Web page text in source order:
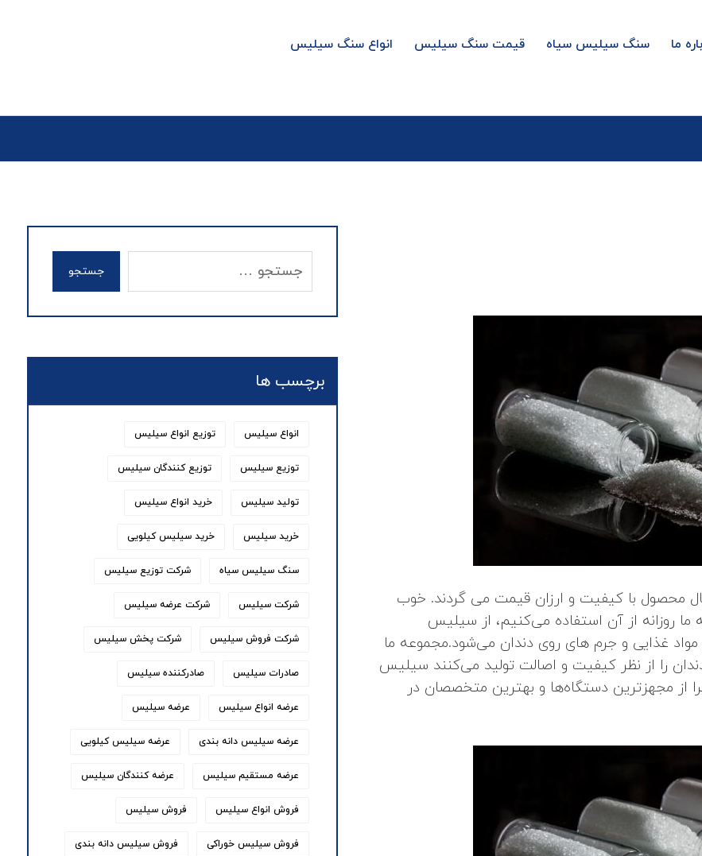
ما سنگ سیلیس سیاه قیمت سنگ سیلیس انواع سنگ سیلیس
محصول با کیفیت و ارزان قیمت می گردند. خوب
روزانه از آن استفاده می‌کنیم، از سیلیس
غذایی و جرم‌ های روی دندان می‌شود.مجموعه ما
را از نظر کیفیت و اصالت تولید می‌کنند سیلیس
از مجهزترین دستگاه‌ها و بهترین متخصصان در
جستجو
برچسب ها
انواع سیلیس توزیع انواع سیلیس
توزیع سیلیس توزیع کنندگان سیلیس
تولید سیلیس خرید انواع سیلیس
خرید سیلیس خرید سیلیس کیلویی
سنگ سیلیس سیاه شرکت توزیع سیلیس
شرکت سیلیس شرکت عرضه سیلیس
شرکت فروش سیلیس شرکت پخش سیلیس
صادرات سیلیس صادرکننده سیلیس
عرضه انواع سیلیس عرضه سیلیس
عرضه سیلیس دانه بندی عرضه سیلیس کیلویی
عرضه مستقیم سیلیس عرضه کنندگان سیلیس
فروش انواع سیلیس فروش سیلیس
فروش سیلیس خوراکی فروش سیلیس دانه بندی